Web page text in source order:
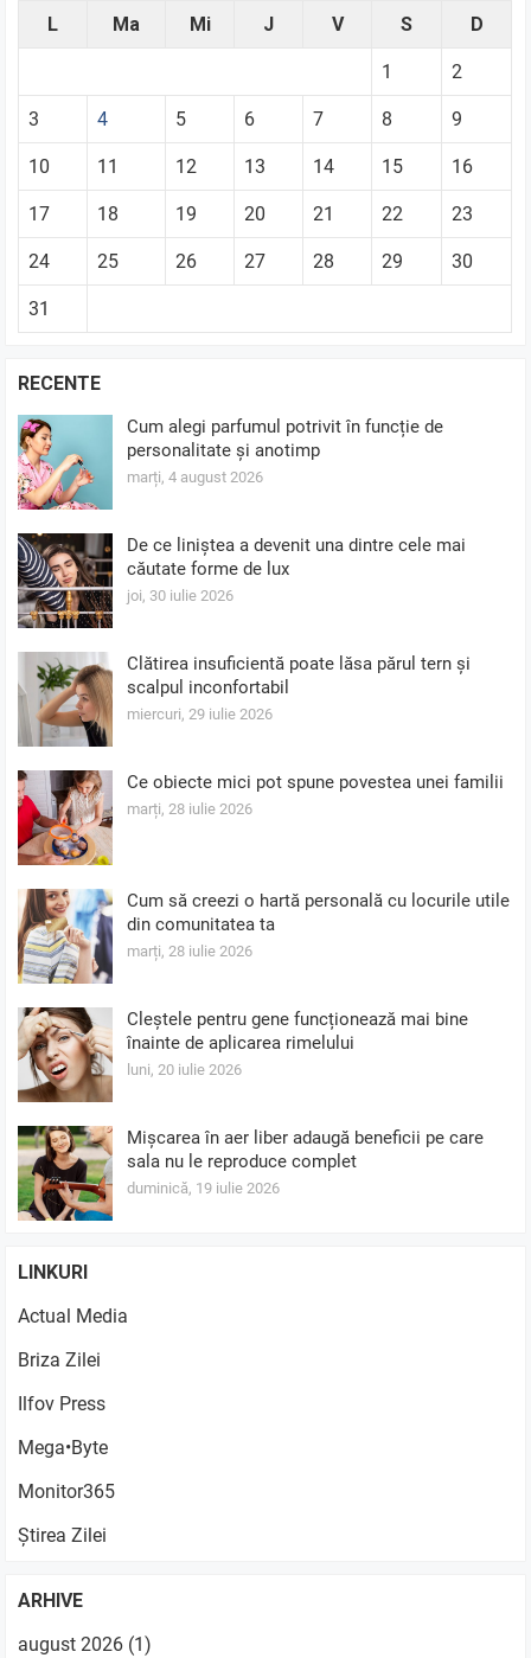
L Ma Mi J V S D
1 2
3 4 5 6 7 8 9
10 11 12 13 14 15 16
17 18 19 20 21 22 23
24 25 26 27 28 29 30
31
RECENTE
Cum alegi parfumul potrivit în funcție de
personalitate și anotimp
marți, 4 august 2026
De ce liniștea a devenit una dintre cele mai
căutate forme de lux
joi, 30 iulie 2026
Clătirea insuficientă poate lăsa părul tern și
scalpul inconfortabil
miercuri, 29 iulie 2026
Ce obiecte mici pot spune povestea unei familii
marți, 28 iulie 2026
Cum să creezi o hartă personală cu locurile utile
din comunitatea ta
marți, 28 iulie 2026
Cleștele pentru gene funcționează mai bine
înainte de aplicarea rimelului
luni, 20 iulie 2026
Mișcarea în aer liber adaugă beneficii pe care
sala nu le reproduce complet
duminică, 19 iulie 2026
LINKURI
Actual Media
Briza Zilei
Ilfov Press
Mega•Byte
Monitor365
Știrea Zilei
ARHIVE
august 2026 (1)